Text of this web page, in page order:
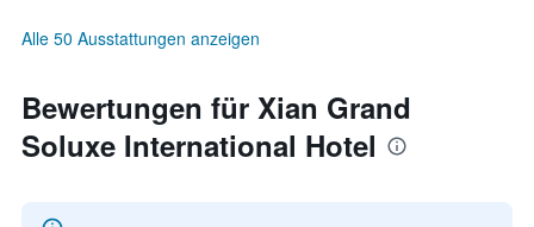
Alle 50 Ausstattungen anzeigen
Bewertungen für Xian Grand
Soluxe International Hotel